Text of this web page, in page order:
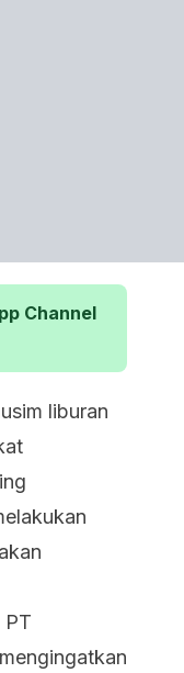
Channel
liburan
PT